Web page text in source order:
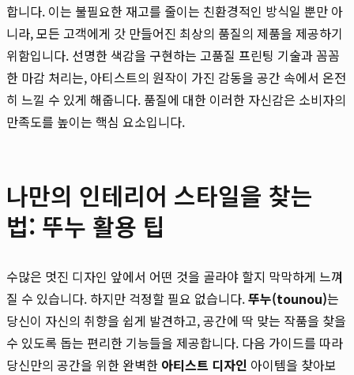
합니다. 이는 불필요한 재고를 줄이는 친환경적인 방식일 뿐만 아
니라, 모든 고객에게 갓 만들어진 최상의 품질의 제품을 제공하기
위함입니다. 선명한 색감을 구현하는 고품질 프린팅 기술과 꼼꼼
한 마감 처리는, 아티스트의 원작이 가진 감동을 공간 속에서 온전
히 느낄 수 있게 해줍니다. 품질에 대한 이러한 자신감은 소비자의
만족도를 높이는 핵심 요소입니다.
나만의 인테리어 스타일을 찾는
법: 뚜누 활용 팁
수많은 멋진 디자인 앞에서 어떤 것을 골라야 할지 막막하게 느껴
질 수 있습니다. 하지만 걱정할 필요 없습니다.뚜누(tounou)는
당신이 자신의 취향을 쉽게 발견하고, 공간에 딱 맞는 작품을 찾을
수 있도록 돕는 편리한 기능들을 제공합니다. 다음 가이드를 따라
당신만의 공간을 위한 완벽한 아티스트 디자인 아이템을 찾아보